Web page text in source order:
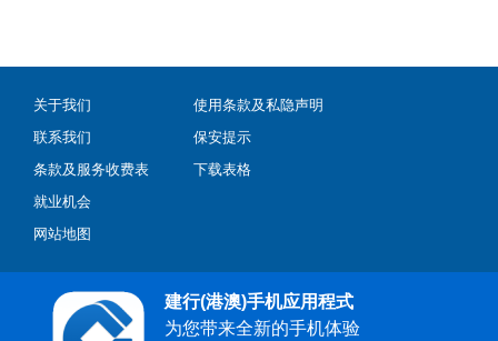
关于我们
联系我们
条款及服务收费表
就业机会
网站地图
使用条款及私隐声明
保安提示
下载表格
建行(港澳)手机应用程式
为您带来全新的手机体验